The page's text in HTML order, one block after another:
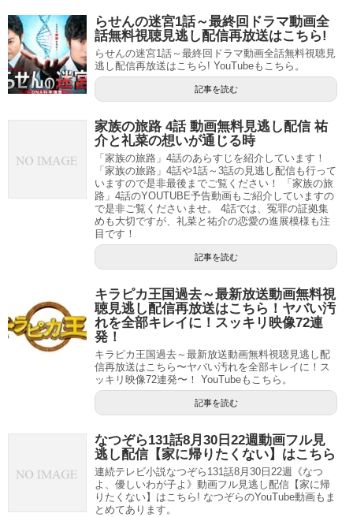
らせんの迷宮1話～最終回ドラマ動画全
話無料視聴見逃し配信再放送はこちら!
らせんの迷宮1話～最終回ドラマ動画全話無料視聴見
逃し配信再放送はこちら! YouTubeもこちら。
記事を読む
家族の旅路 4話 動画無料見逃し配信 祐
介と礼菜の想いが通じる時
「家族の旅路」4話のあらすじを紹介しています！
「家族の旅路」4話や1話～3話の見逃し配信も行って
いますので是非最後までご覧ください！ 「家族の旅
路」4話のYOUTUBE予告動画もご紹介していますの
で是非ご覧くださいませ。 4話では、冤罪の証拠集
めも大切ですが、礼菜と祐介の恋愛の進展模様も注
目です！
記事を読む
キラピカ王国過去～最新放送動画無料視
聴見逃し配信再放送はこちら！ヤバい汚
れを全部キレイに！スッキリ映像72連
発！
キラピカ王国過去～最新放送動画無料視聴見逃し配
信再放送はこちら〜ヤバい汚れを全部キレイに！ス
ッキリ映像72連発〜！ YouTubeもこちら。
記事を読む
なつぞら131話8月30日22週動画フル見
逃し配信【家に帰りたくない】はこちら
連続テレビ小説なつぞら131話8月30日22週《なつ
よ、優しいわが子よ》動画フル見逃し配信【家に帰
りたくない】はこちら! なつぞらのYouTube動画もま
とめてあります。